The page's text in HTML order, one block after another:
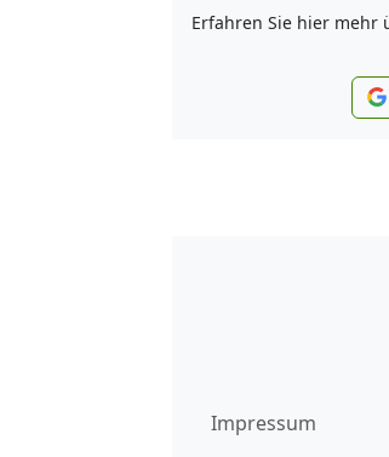
Erfahren Sie hier mehr
Impressum